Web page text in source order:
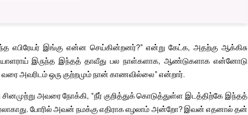
எபிரேயர் இங்கு என்ன செய்கின்றனர்?” என்று கேட்க, அதற்கு ஆக்கிசு
இருந்த இந்தத் தாவீது பல நாள்களாக, ஆண்டுகளாக என்னோடு
அவரிடம் ஒரு குற்றமும் நான் காணவில்லை” என்றார்.
அவரை நோக்கி, “நீர் குறித்துக் கொடுத்துள்ள இடத்திற்கே இந்தத்
போரில் அவன் நமக்கு எதிராக எழலாம் அன்றோ? இவன் எதனால் தன்